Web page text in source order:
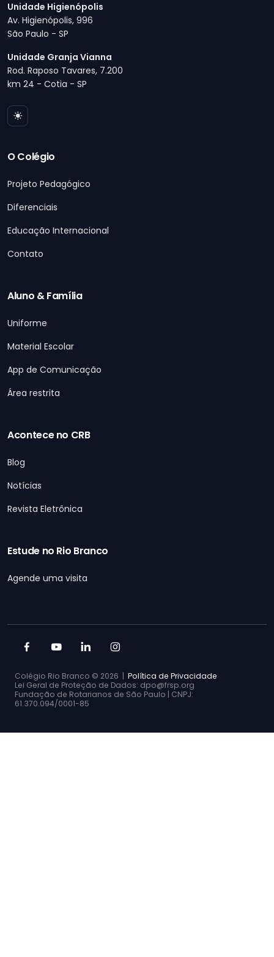
Unidade Higienópolis
Av. Higienópolis, 996
São Paulo - SP
Unidade Granja Vianna
Rod. Raposo Tavares, 7.200
km 24 - Cotia - SP
O Colégio
Projeto Pedagógico
Diferenciais
Educação Internacional
Contato
Aluno & Família
Uniforme
Material Escolar
App de Comunicação
Área restrita
Acontece no CRB
Blog
Notícias
Revista Eletrônica
Estude no Rio Branco
Agende uma visita
Colégio Rio Branco © 2026 | Política de Privacidade
Lei Geral de Proteção de Dados: dpo@frsp.org
Fundação de Rotarianos de São Paulo | CNPJ:
61.370.094/0001-85